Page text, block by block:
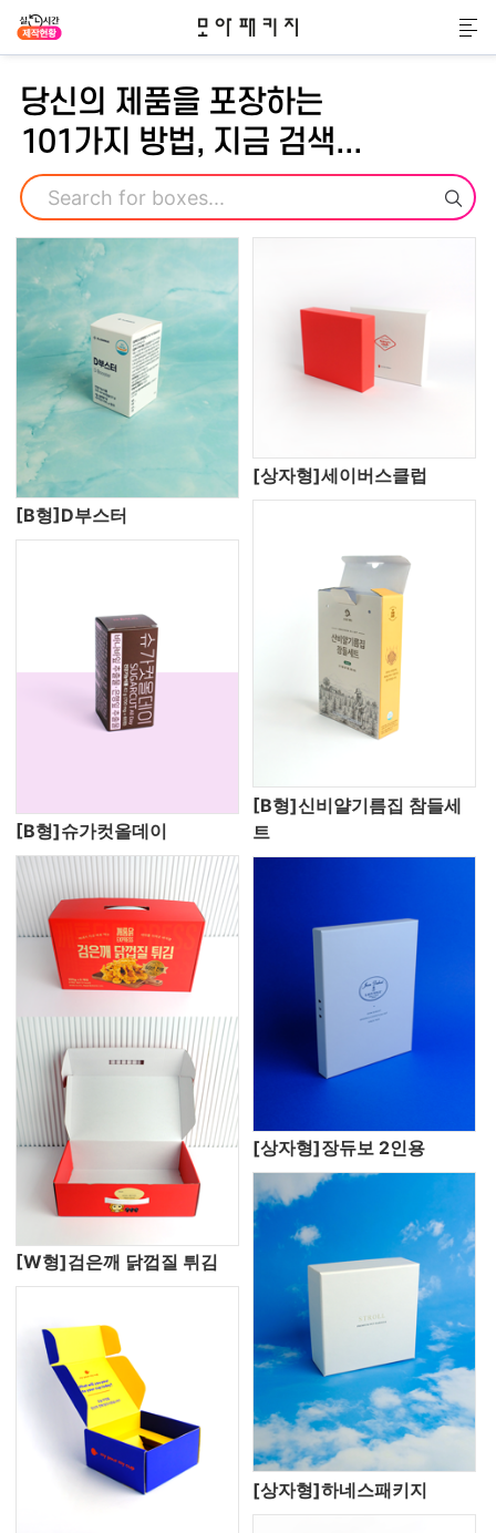
모아패키지
메
당신의 제품을 포장하는
101가지 방법, 지금 검색...
검색
[B형]D부스터
[상자형]세이버스클럽
[B형]슈가컷올데이
[B형]신비얄기름집 참들세
트
[W형]검은깨 닭껍질 튀김
[상자형]장듀보 2인용
[상자형]하네스패키지